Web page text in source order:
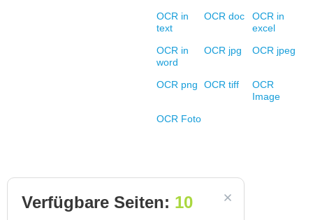
OCR in
text
OCR doc
OCR in
excel
OCR in
word
OCR jpg OCR jpeg
OCR png OCR tiff
OCR
Image
OCR Foto
Verfügbare Seiten: 10